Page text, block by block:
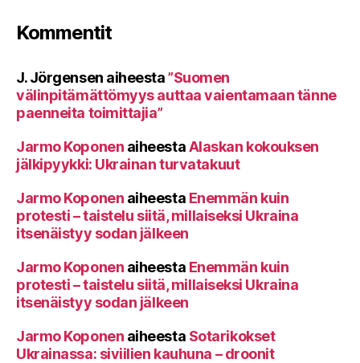
Kommentit
J. Jörgensen aiheesta”Suomen
välinpitämättömyys auttaa vaientamaan tänne
paenneita toimittajia”
Jarmo Koponen aiheestaAlaskan kokouksen
jälkipyykki: Ukrainan turvatakuut
Jarmo Koponen aiheesta Enemmän kuin
protesti – taistelu siitä, millaiseksi Ukraina
itsenäistyy sodan jälkeen
Jarmo Koponen aiheesta Enemmän kuin
protesti – taistelu siitä, millaiseksi Ukraina
itsenäistyy sodan jälkeen
Jarmo Koponen aiheesta Sotarikokset
Ukrainassa: siviilien kauhuna – droonit